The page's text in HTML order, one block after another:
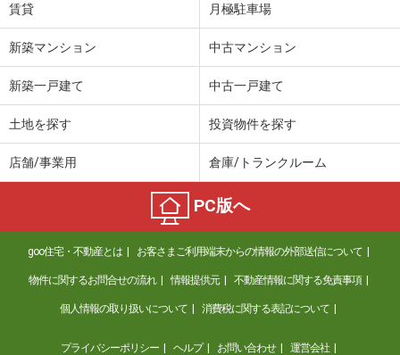
賃貸 月極駐車場
新築マンション 中古マンション
新築一戸建て 中古一戸建て
土地を探す 投資物件を探す
店舗/事業用 倉庫/トランクルーム
PC版へ
goo住宅・不動産とは お客さまご利用端末からの情報の外部送信について
物件に関するお問合せの流れ 情報提供元 不動産情報に関する免責事項
個人情報の取り扱いについて 消費税に関する表記について
プライバシーポリシー ヘルプ お問い合わせ 運営会社